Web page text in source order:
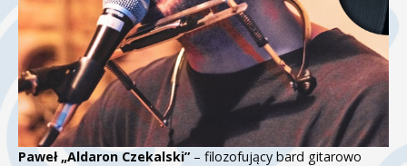
Paweł „Aldaron Czekalski” – filozofujący bard gitarowo